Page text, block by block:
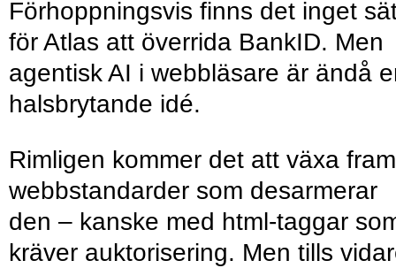
Förhoppningsvis finns det inget
för Atlas att överrida BankID. Men
agentisk AI i webbläsare är ändå
halsbrytande idé.
Rimligen kommer det att växa fram
webbstandarder som desarmerar
den – kanske med html-taggar
kräver auktorisering. Men tills